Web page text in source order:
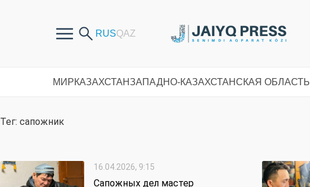
МИРКАЗАХСТАНЗАПАДНО-КАЗАХСТАНСКАЯ ОБЛАСТЬ
Тег: сапожник
16.04.2026, 9:15
Сапожных дел мастер